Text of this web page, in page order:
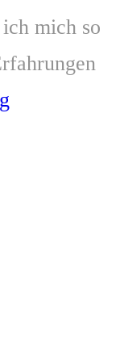
mich so